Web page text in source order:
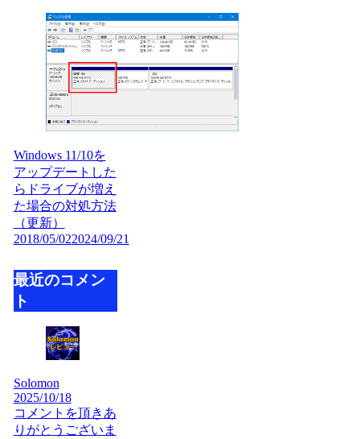
Windows 11/10を
アップデートした
らドライブが増え
た場合の対処方法
（更新）
2018/05/022024/09/21
最近のコメン
ト
Solomon
2025/10/18
コメントを頂きあ
りがとうございま